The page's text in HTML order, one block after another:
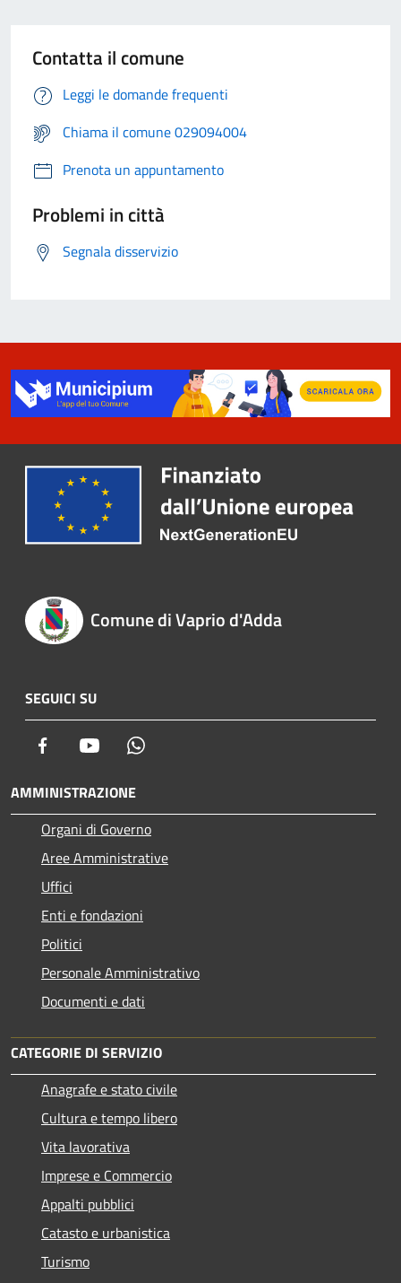
Contatta il comune
Leggi le domande frequenti
Chiama il comune 029094004
Prenota un appuntamento
Problemi in città
Segnala disservizio
Comune di Vaprio d'Adda
SEGUICI SU
Facebook Youtube
AMMINISTRAZIONE
Organi di Governo
Aree Amministrative
Uffici
Enti e fondazioni
Politici
Personale Amministrativo
Documenti e dati
CATEGORIE DI SERVIZIO
Anagrafe e stato civile
Cultura e tempo libero
Vita lavorativa
Imprese e Commercio
Appalti pubblici
Catasto e urbanistica
Turismo